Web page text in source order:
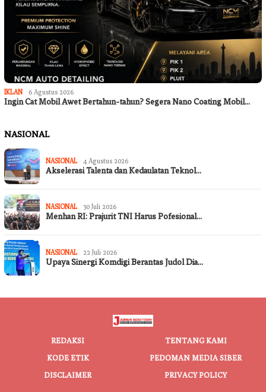
IKLAN 6 Agustus 2026
Ingin Cat Mobil Awet Bertahun-tahun? Segera Nano Coating Mobil…
NASIONAL
NASIONAL 4 Agustus 2026
Akselerasi Talenta dan Kedaulatan Teknol…
NASIONAL 30 Juli 2026
Menhan RI: Prajurit TNI Harus Pofesional…
NASIONAL 22 Juli 2026
Upaya Sinergi Komdigi Berantas Judol Dia…
REDAKSI
TENTANG KAMI
KODE ETIK
PEDOMAN MEDIA SIBER
DISCLAIMER
PRIVACY POLICY